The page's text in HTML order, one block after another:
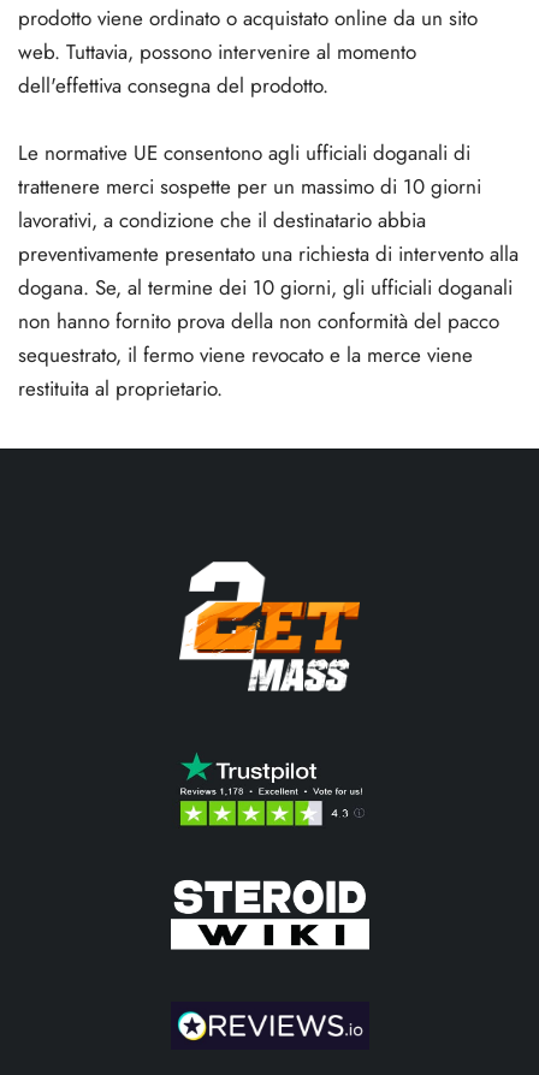
prodotto viene ordinato o acquistato online da un sito
web. Tuttavia, possono intervenire al momento
dell'effettiva consegna del prodotto.
Le normative UE consentono agli ufficiali doganali di
trattenere merci sospette per un massimo di 10 giorni
lavorativi, a condizione che il destinatario abbia
preventivamente presentato una richiesta di intervento alla
dogana. Se, al termine dei 10 giorni, gli ufficiali doganali
non hanno fornito prova della non conformità del pacco
sequestrato, il fermo viene revocato e la merce viene
restituita al proprietario.